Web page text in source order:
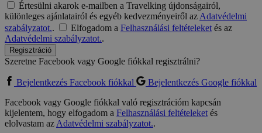
Értesülni akarok e-mailben a Travelking újdonságairól,
különleges ajánlatairól és egyéb kedvezményeiről azAdatvédelmi
szabályzatot.. Elfogadom a Felhasználási feltételeketés az
Adatvédelmi szabályzatot..
Regisztráció
Szeretne Facebook vagy Google fiókkal regisztrálni?
Bejelentkezés Facebook fiókkal
Bejelentkezés Google fiókkal
Facebook vagy Google fiókkal való regisztrációm kapcsán
kijelentem, hogy elfogadom a Felhasználási feltételeketés
elolvastam azAdatvédelmi szabályzatot..